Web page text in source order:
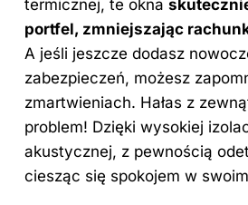
termicznej, te okna
portfel, zmniejszając
A jeśli jeszcze dodasz
zabezpieczeń, możesz
zmartwieniach. Hałas z
problem! Dzięki wysokiej
akustycznej, z pewnością
ciesząc się spokojem w